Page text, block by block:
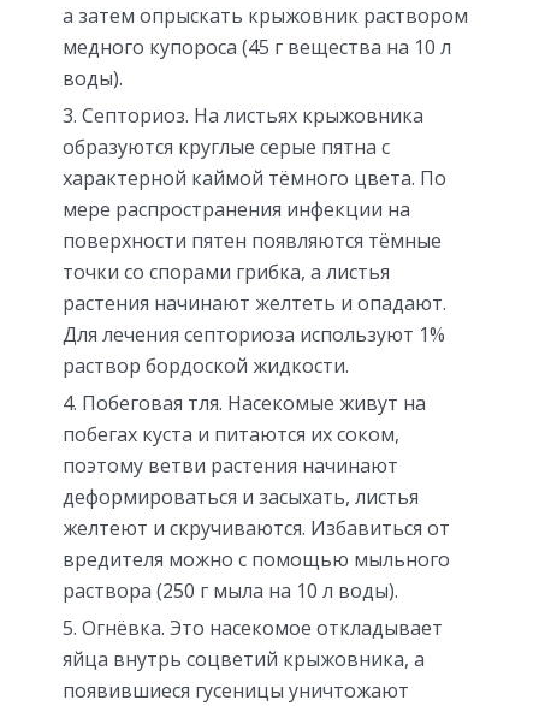
а затем опрыскать крыжовник раствором
медного купороса (45 г вещества на 10 л
воды).
Септориоз. На листьях крыжовника
образуются круглые серые пятна с
характерной каймой тёмного цвета. По
мере распространения инфекции на
поверхности пятен появляются тёмные
точки со спорами грибка, а листья
растения начинают желтеть и опадают.
Для лечения септориоза используют 1%
раствор бордоской жидкости.
Побеговая тля. Насекомые живут на
побегах куста и питаются их соком,
поэтому ветви растения начинают
деформироваться и засыхать, листья
желтеют и скручиваются. Избавиться от
вредителя можно с помощью мыльного
раствора (250 г мыла на 10 л воды).
Огнёвка. Это насекомое откладывает
яйца внутрь соцветий крыжовника, а
появившиеся гусеницы уничтожают